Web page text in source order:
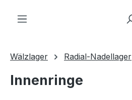
Wälzlager Radial-Nadellager
Innenringe